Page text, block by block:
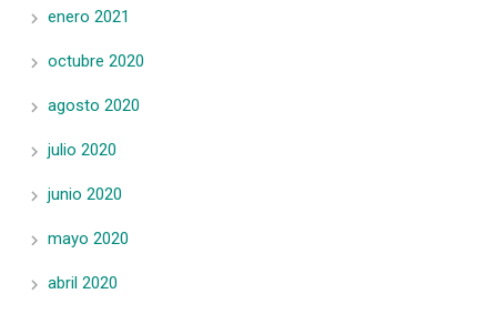
enero 2021
octubre 2020
agosto 2020
julio 2020
junio 2020
mayo 2020
abril 2020